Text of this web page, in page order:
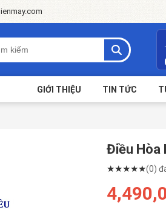
GIỚI THIỆU TIN TỨC
Điều Hòa
★★★★★(0)